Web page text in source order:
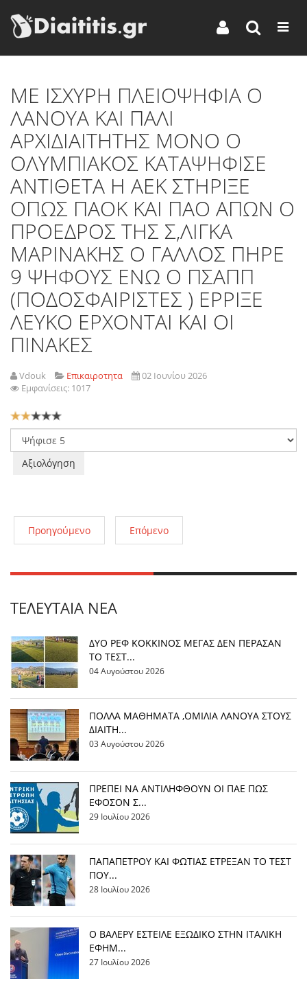
ΜΕ ΙΣΧΥΡΗ ΠΛΕΙΟΨΗΦΙΑ Ο
ΛΑΝΟΥΑ ΚΑΙ ΠΑΛΙ
ΑΡΧΙΔΙΑΙΤΗΤΗΣ ΜΟΝΟ Ο
ΟΛΥΜΠΙΑΚΟΣ ΚΑΤΑΨΗΦΙΣΕ
ΑΝΤΙΘΕΤΑ Η ΑΕΚ ΣΤΗΡΙΞΕ
ΟΠΩΣ ΠΑΟΚ ΚΑΙ ΠΑΟ ΑΠΩΝ Ο
ΠΡΟΕΔΡΟΣ ΤΗΣ Σ,ΛΙΓΚΑ
ΜΑΡΙΝΑΚΗΣ Ο ΓΑΛΛΟΣ ΠΗΡΕ
9 ΨΗΦΟΥΣ ΕΝΩ Ο ΠΣΑΠΠ
(ΠΟΔΟΣΦΑΙΡΙΣΤΕΣ ) ΕΡΡΙΞΕ
ΛΕΥΚΟ ΕΡΧΟΝΤΑΙ ΚΑΙ ΟΙ
ΠΙΝΑΚΕΣ
Vdouk Επικαιροτητα
02 Ιουνίου 2026
Εμφανίσεις: 1017
Αξιολόγηση
Χρήστη:2/5
Παρακαλώ
αξιολογήστε
Προηγούμενο Επόμενο
ΤΕΛΕΥΤΑΊΑ ΝΈΑ
ΔΥΟ ΡΕΦ ΚΟΚΚΙΝΟΣ ΜΕΓΑΣ ΔΕΝ ΠΕΡΑΣΑΝ
ΤΟ ΤΕΣΤ...
04 Αυγούστου 2026
ΠΟΛΛΑ ΜΑΘΗΜΑΤΑ ,ΟΜΙΛΙΑ ΛΑΝΟΥΑ ΣΤΟΥΣ
ΔΙΑΙΤΗ...
03 Αυγούστου 2026
ΠΡΕΠΕΙ ΝΑ ΑΝΤΙΛΗΦΘΟΥΝ ΟΙ ΠΑΕ ΠΩΣ
ΕΦΟΣΟΝ Σ...
29 Ιουλίου 2026
ΠΑΠΑΠΕΤΡΟΥ ΚΑΙ ΦΩΤΙΑΣ ΕΤΡΕΞΑΝ ΤΟ ΤΕΣΤ
ΠΟΥ...
28 Ιουλίου 2026
Ο ΒΑΛΕΡΥ ΕΣΤΕΙΛΕ ΕΞΩΔΙΚΟ ΣΤΗΝ ΙΤΑΛΙΚΗ
ΕΦΗΜ...
27 Ιουλίου 2026